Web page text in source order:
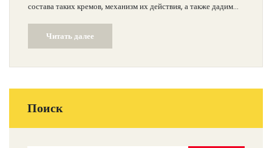
состава таких кремов, механизм их действия, а также дадим
советы по выбору подходящего средства. Погрузитесь в мир
косметологии и узнайте, какие из новинок действительно
достойны внимания.
Читать далее
Поиск